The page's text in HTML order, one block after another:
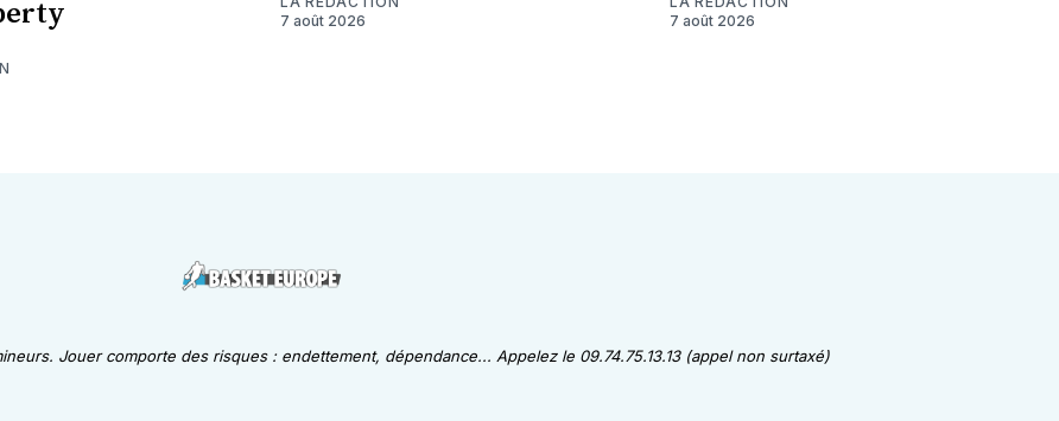
7 août 2026
7 août 2026
Jouer comporte des risques : endettement, dépendance... Appelez le 09.74.75.13.13 (appel non surtaxé)